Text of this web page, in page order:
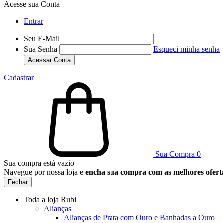
Acesse sua Conta
Entrar
Seu E-Mail
Sua Senha
Esqueci minha senha
Acessar Conta
Cadastrar
Sua Compra 0
Sua compra está vazio
Navegue por nossa loja e encha sua compra com as melhores
Fechar
Toda a loja Rubi
Alianças
Alianças de Prata com Ouro e Banhadas a Ouro